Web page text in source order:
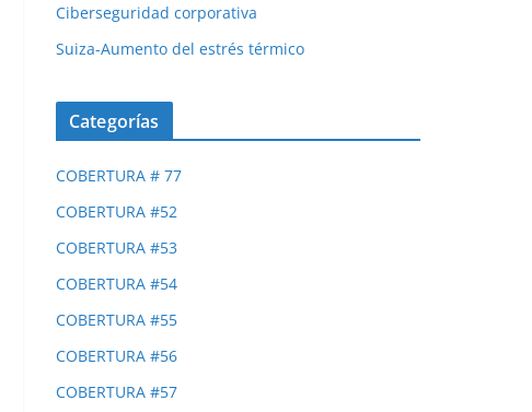
Ciberseguridad corporativa
Suiza-Aumento del estrés térmico
Categorías
COBERTURA # 77
COBERTURA #52
COBERTURA #53
COBERTURA #54
COBERTURA #55
COBERTURA #56
COBERTURA #57